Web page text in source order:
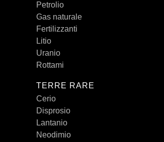
Petrolio
Gas naturale
Fertilizzanti
Litio
Uranio
Rottami
TERRE RARE
Cerio
Disprosio
Lantanio
Neodimio